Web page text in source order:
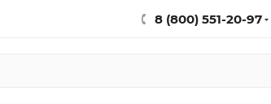
8 (800) 551-20-97